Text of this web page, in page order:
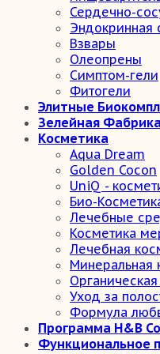
Сердечно-
Эндокринная
Взвары
Олеопрены
Симптом-гели
Фитогели
Элитные
Зелейная
Косметика
Aqua Dream
Golden Cocon
UniQ -
Био-
Лечебные
Косметика
Лечебная
Минеральная
Уход за
Формула
Программа H&B
Функциональное